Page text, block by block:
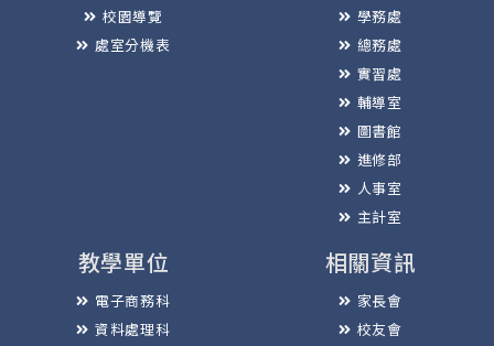
校園導覽
處室分機表
學務處
總務處
實習處
輔導室
圖書館
進修部
人事室
主計室
教學單位
電子商務科
資料處理科
相關資訊
家長會
校友會